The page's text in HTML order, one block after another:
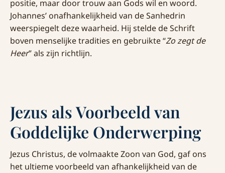
positie, maar door trouw aan Gods wil en woord.
Johannes’ onafhankelijkheid van de Sanhedrin
weerspiegelt deze waarheid. Hij stelde de Schrift
boven menselijke tradities en gebruikte “Zo zegt de
Heer” als zijn richtlijn.
Jezus als Voorbeeld van
Goddelijke Onderwerping
Jezus Christus, de volmaakte Zoon van God, gaf ons
het ultieme voorbeeld van afhankelijkheid van de